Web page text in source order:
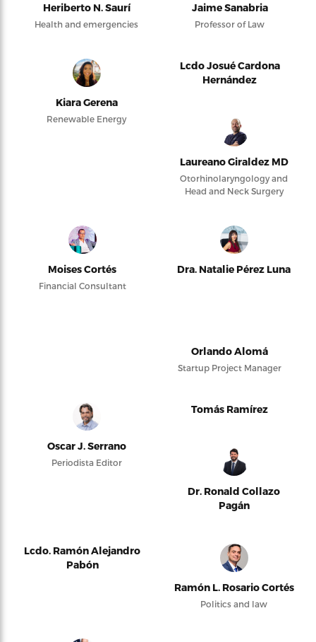
Heriberto N. Saurí
Health and emergencies
Jaime Sanabria
Professor of Law
Kiara Gerena
Renewable Energy
Lcdo Josué Cardona
Hernández
Laureano Giraldez MD
Otorhinolaryngology and
Head and Neck Surgery
Moises Cortés
Financial Consultant
Dra. Natalie Pérez Luna
Orlando Alomá
Startup Project Manager
Oscar J. Serrano
Periodista Editor
Tomás Ramírez
Dr. Ronald Collazo
Pagán
Lcdo. Ramón Alejandro
Pabón
Ramón L. Rosario Cortés
Politics and law